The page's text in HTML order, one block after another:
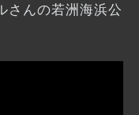
さんの若洲海浜公